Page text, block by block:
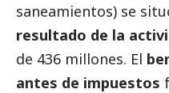
saneamientos) se
resultado de la
de 436 millones. El
antes de impuestos